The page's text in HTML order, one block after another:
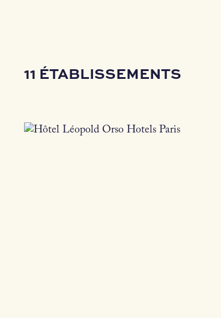
11 ÉTABLISSEMENTS